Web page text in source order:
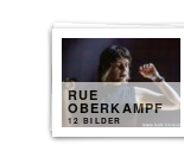
RUE
OBERKAMPF
12 BILDER